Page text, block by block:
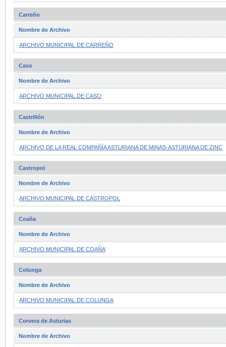
Carreño
Nombre de Archivo
ARCHIVO MUNICIPAL DE CARREÑO
Caso
Nombre de Archivo
ARCHIVO MUNICIPAL DE CASO
Castrillón
Nombre de Archivo
ARCHIVO DE LA REAL COMPAÑÍA ASTURIANA DE MINAS-ASTURIANA DE ZINC
Castropol
Nombre de Archivo
ARCHIVO MUNICIPAL DE CASTROPOL
Coaña
Nombre de Archivo
ARCHIVO MUNICIPAL DE COAÑA
Colunga
Nombre de Archivo
ARCHIVO MUNICIPAL DE COLUNGA
Corvera de Asturias
Nombre de Archivo